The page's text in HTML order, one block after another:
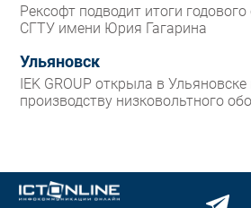
Рексофт подводит итоги
СГТУ имени Юрия Гагарина
Ульяновск
IEK GROUP открыла в Ульяновске
производству низковольтного